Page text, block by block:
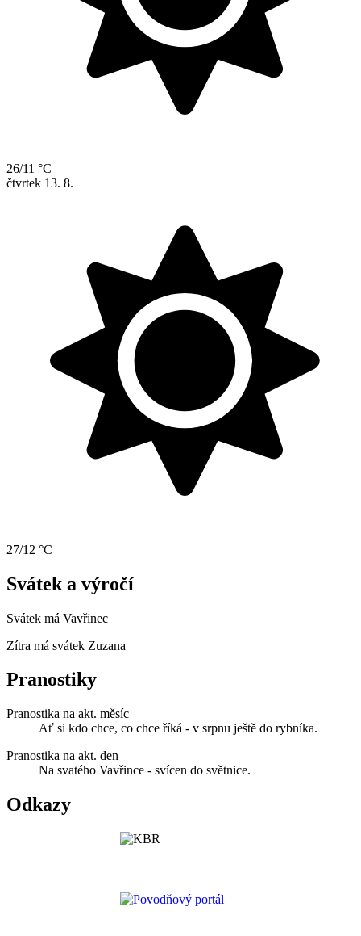
26/11 °C
čtvrtek 13. 8.
27/12 °C
Svátek a výročí
Svátek má Vavřinec
Zítra má svátek Zuzana
Pranostiky
Pranostika na akt. měsíc
Ať si kdo chce, co chce říká - v srpnu ještě do rybníka.
Pranostika na akt. den
Na svatého Vavřince - svícen do světnice.
Odkazy